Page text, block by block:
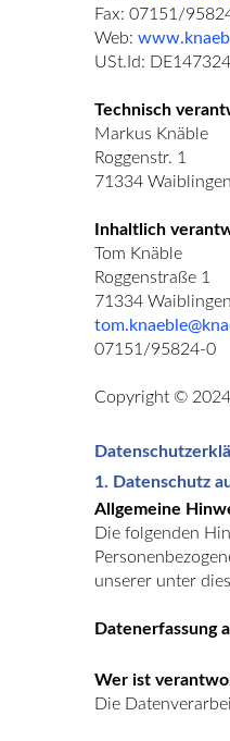
Fax: 07151/
Web:
USt.Id:
Technisch
Markus Knäble
Roggenstr. 1
71334 Waiblingen
Inhaltlich
Tom Knäble
Roggenstraße 1
71334 Waiblingen
07151/95824-0
Copyright © 2024
1. Datenschutz
Allgemeine
Die folgenden
unserer unter
Datenerfassung
Wer ist
Die